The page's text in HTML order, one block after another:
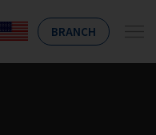
BRANCH